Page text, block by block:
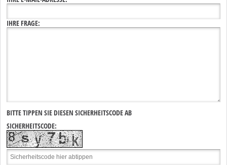
IHRE FRAGE:
BITTE TIPPEN SIE DIESEN SICHERHEITSCODE AB
SICHERHEITSCODE: